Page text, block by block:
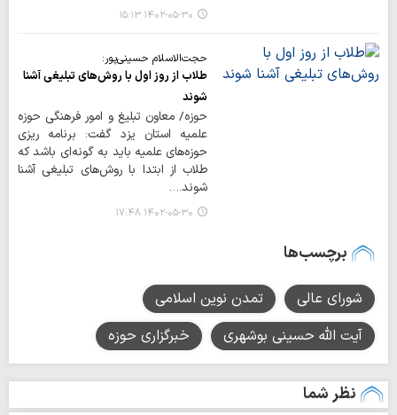
۱۴۰۲-۰۵-۳۰ ۱۵:۱۳
حجت‌الاسلام حسینی‌پور:
طلاب از روز اول با روش‌های تبلیغی آشنا
شوند
حوزه/ معاون تبلیغ و امور فرهنگی حوزه
علمیه استان یزد گفت: برنامه ریزی
حوزه‌های علمیه باید به گونه‌ای باشد که
طلاب از ابتدا با روش‌های تبلیغی آشنا
شوند.…
۱۴۰۲-۰۵-۳۰ ۱۷:۴۸
برچسب‌ها
شورای عالی
تمدن نوین اسلامی
آیت الله حسینی بوشهری
خبرگزاری حوزه
نظر شما